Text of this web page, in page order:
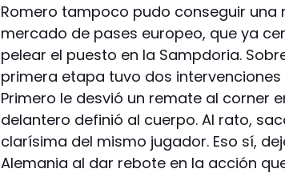
Romero tampoco pudo conseguir una
mercado de pases europeo, que ya
pelear el puesto en la Sampdoria.
primera etapa tuvo dos
Primero le desvió un remate al corner
delantero definió al cuerpo. Al rato,
clarísima del mismo jugador. Eso sí,
Alemania al dar rebote en la acción